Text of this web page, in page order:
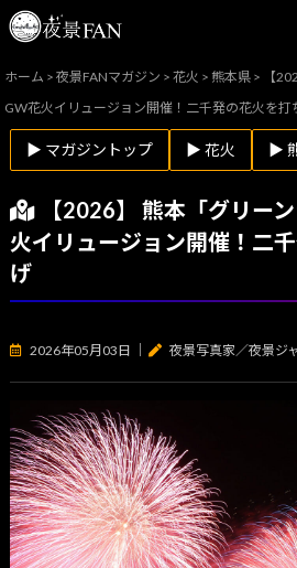
ホーム >夜景FANマガジン >花火 >熊本県 >
【
GW花火イリュージョン開催！二千発の花火を打
▶ マガジントップ ▶ 花火 ▶
【2026】 熊本「グリー
火イリュージョン開催！二
げ
2026年05月03日 夜景写真家／夜景